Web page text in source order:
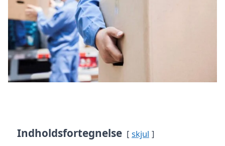
Indholdsfortegnelse skjul